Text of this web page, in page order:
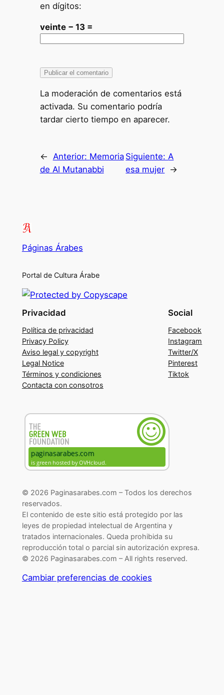
en dígitos:
veinte − 13 =
La moderación de comentarios está
activada. Su comentario podría
tardar cierto tiempo en aparecer.
← Anterior: Memoria
de Al Mutanabbi
Siguiente:A
esa mujer →
Páginas Árabes
Portal de Cultura Árabe
Privacidad
Política de privacidad
Privacy Policy
Aviso legal y copyright
Legal Notice
Términos y condiciones
Contacta con consotros
Social
Facebook
Instagram
Twitter/X
Pinterest
Tiktok
© 2026 Paginasarabes.com – Todos los derechos
reservados.
El contenido de este sitio está protegido por las
leyes de propiedad intelectual de Argentina y
tratados internacionales. Queda prohibida su
reproducción total o parcial sin autorización expresa.
© 2026 Paginasarabes.com – All rights reserved.
Cambiar preferencias de cookies